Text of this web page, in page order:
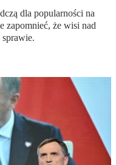
dla popularności na
zapomnieć, że wisi nad